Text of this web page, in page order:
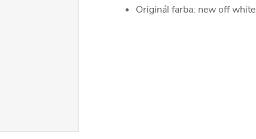
Originál farba: new off white